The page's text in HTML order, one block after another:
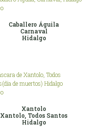
Caballero Águila
Carnaval
Hidalgo
Xantolo
Xantolo, Todos Santos
Hidalgo